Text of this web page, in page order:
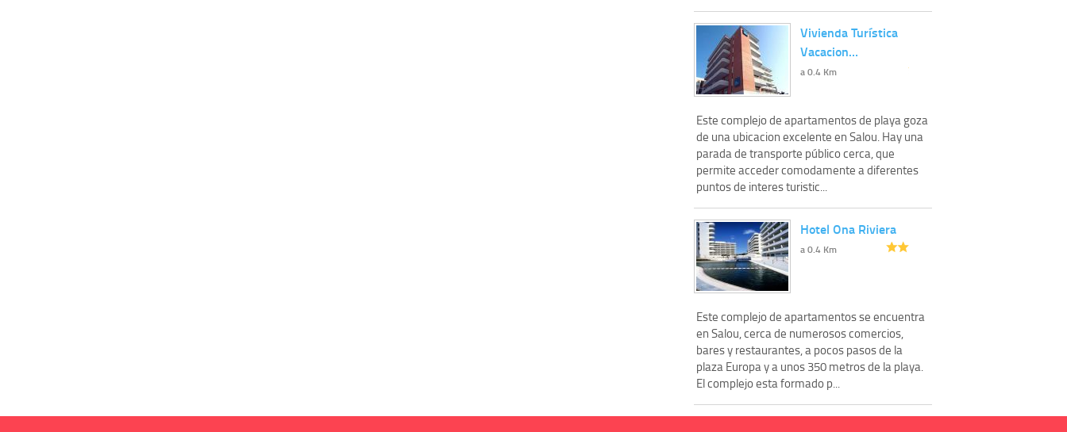
Vivienda Turística
Vacacion…
a 0.4 Km
Este complejo de apartamentos de playa goza
de una ubicacion excelente en Salou. Hay una
parada de transporte público cerca, que
permite acceder comodamente a diferentes
puntos de interes turistic...
Hotel Ona Riviera
a 0.4 Km
Este complejo de apartamentos se encuentra
en Salou, cerca de numerosos comercios,
bares y restaurantes, a pocos pasos de la
plaza Europa y a unos 350 metros de la playa.
El complejo esta formado p...